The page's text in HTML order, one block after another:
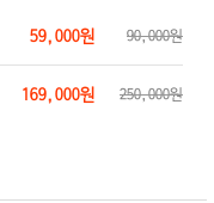
59,000원 90,000원
169,000원 250,000원